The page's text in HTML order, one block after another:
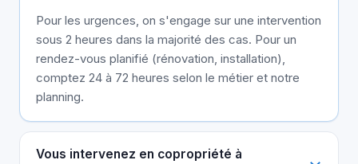
Pour les urgences, on s'engage sur une intervention
sous 2 heures dans la majorité des cas. Pour un
rendez-vous planifié (rénovation, installation),
comptez 24 à 72 heures selon le métier et notre
planning.
Vous intervenez en copropriété à